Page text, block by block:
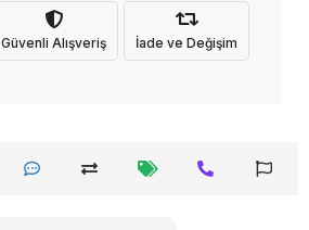
Güvenli Alışveriş İade ve Değişim